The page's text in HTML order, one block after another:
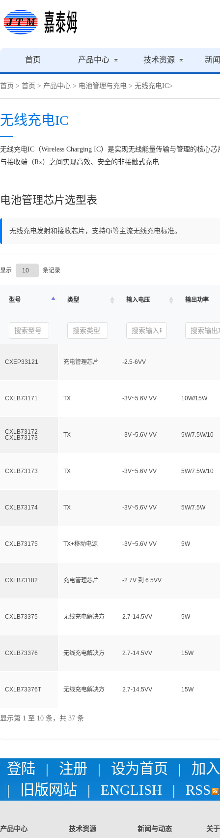
首页 产品中心 技术资源 新
首页 > 首页 > 产品中心 > 电池管理与充电 > 无线充电IC>
无线充电IC
无线充电IC‌（Wireless Charging IC）是实现无线能量传输与管理的核
与接收端（Rx）之间实现高效、安全的非接触式充电
电池管理芯片选型表
无线充电发射和接收芯片，支持Qi等主流无线充电标准。
显示 条记录
型号 类型 输入电压 输出功率
CXEP33121 充电管理芯片 -2.5-6VV
CXLB73171 TX -3V~5.6V VV 10W/15W
CXLB73172
CXLB73173
TX -3V~5.6V VV 5W/7.5W/10
CXLB73173 TX -3V~5.6V VV 5W/7.5W/10
CXLB73174 TX -3V~5.6V VV 5W/7.5W
CXLB73175 TX+移动电源 -3V~5.6V VV 5W
CXLB73182 充电管理芯片 -2.7V 到 6.5VV
CXLB73375 无线充电解决方 2.7-14.5VV 5W
CXLB73376 无线充电解决方 2.7-14.5VV 15W
CXLB73376T 无线充电解决方 2.7-14.5VV 15W
显示第 1 至 10 条，共 37 条
登陆 | 注册 | 设为首页 |
加
|
旧版网站 | ENGLISH | RSS
产品中心 技术资源 新闻与动态 关